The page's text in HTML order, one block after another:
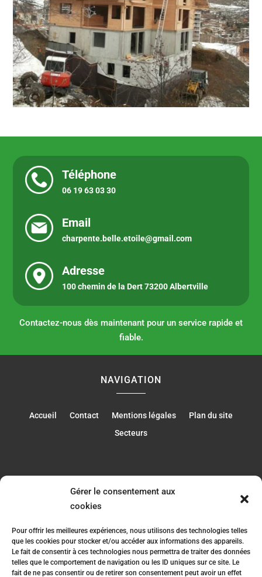
Gérer le consentement aux
cookies
Pour offrir les meilleures expériences, nous utilisons des technologies telles
que les cookies pour stocker et/ou accéder aux informations des appareils.
Le fait de consentir à ces technologies nous permettra de traiter des données
telles que le comportement de navigation ou les ID uniques sur ce site. Le
fait de ne pas consentir ou de retirer son consentement peut avoir un effet
Téléphone
06 19 63 03 30
Email
charpente.belle.etoile@gmail.com
Adresse
100 chemin de la Dert 73200 Albertville
Contactez-nous dès maintenant pour un service rapide et
fiable.
NAVIGATION
Accueil Contact Mentions légales
Plan du site
Secteurs